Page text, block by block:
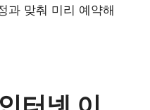
과 맞춰 미리 예약해